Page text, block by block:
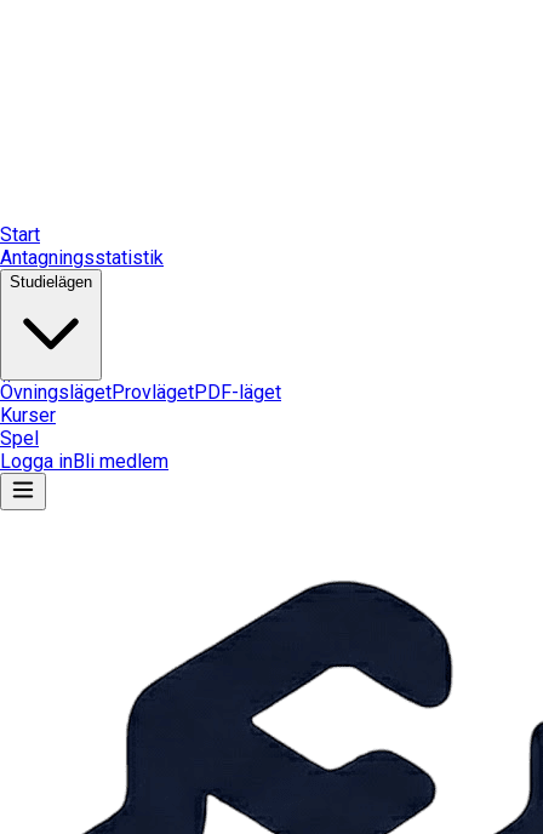
Start
Antagningsstatistik
Studielägen
ÖvningslägetProvlägetPDF-läget
Kurser
Spel
Logga inBli medlem